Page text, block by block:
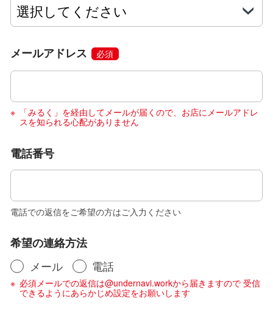
メールアドレス 必須
「みるく」を経由してメールが届くので、お店にメールアドレ
スを知られる心配がありません
電話番号
電話での返信をご希望の方はご入力ください
希望の連絡方法
メール
電話
必須メールでの返信は@undernavi.workから届きますので 受信
できるようにあらかじめ設定をお願いします